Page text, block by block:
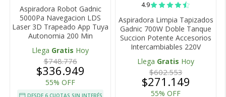
Aspiradora Robot Gadnic
5000Pa Navegacion LDS
Laser 3D Trapeado App Tuya
Autonomia 200 Min
Llega Gratis Hoy
$748.776
$336.949
55% OFF
DESDE 6 CUOTAS SIN INTERÉS
4.9
Aspiradora Limpia Tapizados
Gadnic 700W Doble Tanque
Succion Potente Accesorios
Intercambiables 220V
Llega Gratis Hoy
$602.553
$271.149
55% OFF